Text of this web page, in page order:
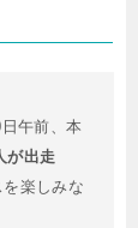
午前、本
が出走
楽しみな